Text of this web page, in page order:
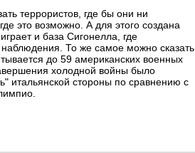
террористов, где бы они ни
это возможно. А для этого создана
и база Сигонелла, где
То же самое можно сказать
до 59 американских военных
холодной войны было
итальянской стороны по сравнению с